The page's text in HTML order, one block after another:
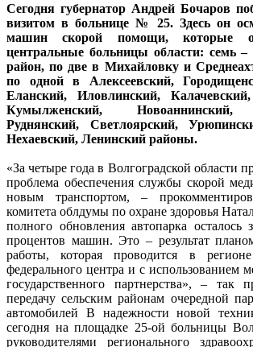
Сегодня губернатор Андрей Бочаров
визитом в больнице № 25. Здесь он
машин скорой помощи, которые
центральные больницы области: семь
район, по две в Михайловку и
по одной в Алексеевский,
Еланский, Иловлинский,
Кумылженский, Новоаннинский,
Руднянский, Светлоярский,
Нехаевский, Ленинский районы.
«За четыре года в Волгоградской области
проблема обеспечения службы скорой
новым транспортом, –
комитета облдумы по охране здоровья
полного обновления автопарка осталось
процентов машин. Это – результат
работы, которая проводится в
федерального центра и с использованием
государственного партнерства», – так
передачу сельским районам очередной
автомобилей В надежности новой
сегодня на площадке 25-ой больницы
руководителями регионального